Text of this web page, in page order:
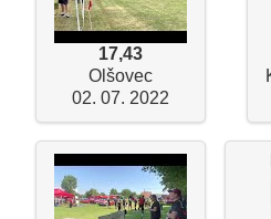
17,43
Olšovec
02. 07. 2022